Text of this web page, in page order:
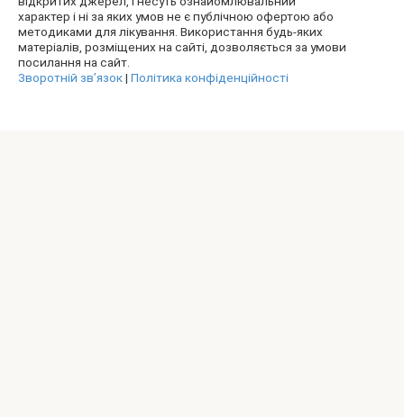
характер і ні за яких умов не є публічною офертою або
методиками для лікування. Використання будь-яких
матеріалів, розміщених на сайті, дозволяється за умови
посилання на сайт.
Зворотній зв’язок| Політика конфіденційності